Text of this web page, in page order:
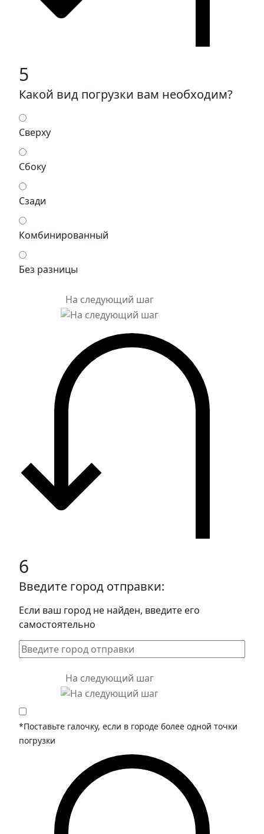
5
Какой вид погрузки вам необходим?
Сверху
Сбоку
Сзади
Комбинированный
Без разницы
На следующий шаг
6
Введите город отправки:
Если ваш город не найден, введите его
самостоятельно
На следующий шаг
*Поставьте галочку, если в городе более одной точки
погрузки